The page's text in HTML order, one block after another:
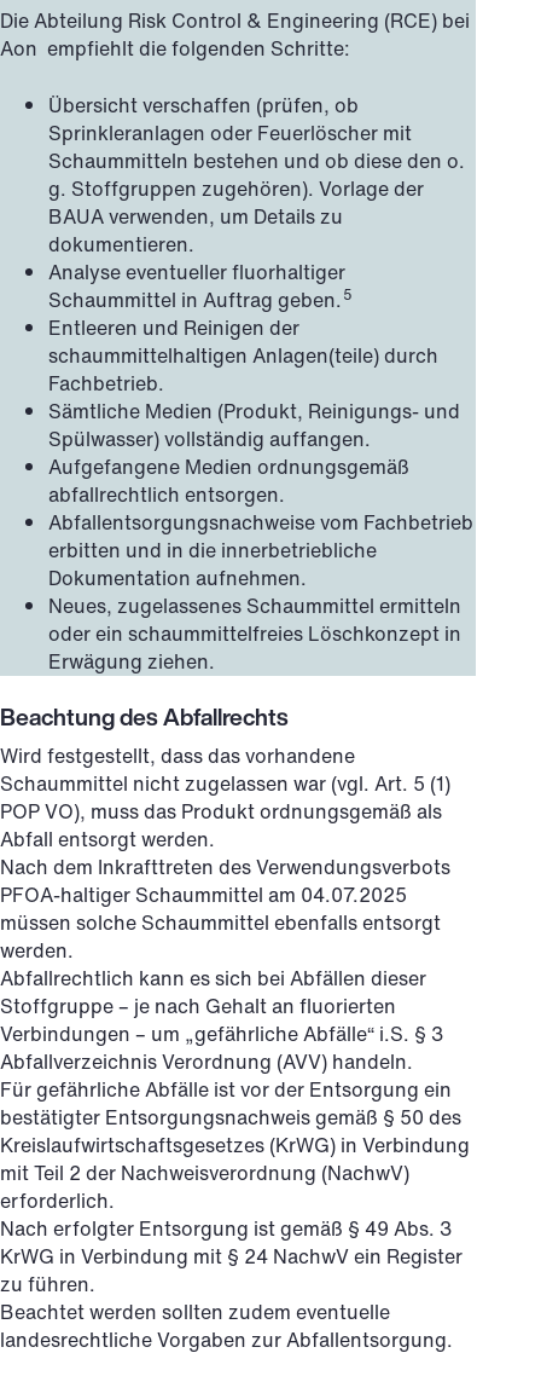
Die Abteilung Risk Control & Engineering (RCE) bei
Aon empfiehlt die folgenden Schritte:
Übersicht verschaffen (prüfen, ob
Sprinkleranlagen oder Feuerlöscher mit
Schaummitteln bestehen und ob diese den o.
g. Stoffgruppen zugehören). Vorlage der
BAUA verwenden, um Details zu
dokumentieren.
Analyse eventueller fluorhaltiger
Schaummittel in Auftrag geben.5
Entleeren und Reinigen der
schaummittelhaltigen Anlagen(teile) durch
Fachbetrieb.
Sämtliche Medien (Produkt, Reinigungs- und
Spülwasser) vollständig auffangen.
Aufgefangene Medien ordnungsgemäß
abfallrechtlich entsorgen.
Abfallentsorgungsnachweise vom Fachbetrieb
erbitten und in die innerbetriebliche
Dokumentation aufnehmen.
Neues, zugelassenes Schaummittel ermitteln
oder ein schaummittelfreies Löschkonzept in
Erwägung ziehen.
Beachtung des Abfallrechts
Wird festgestellt, dass das vorhandene
Schaummittel nicht zugelassen war (vgl. Art. 5 (1)
POP VO), muss das Produkt ordnungsgemäß als
Abfall entsorgt werden.
Nach dem Inkrafttreten des Verwendungsverbots
PFOA-haltiger Schaummittel am 04.07.2025
müssen solche Schaummittel ebenfalls entsorgt
werden.
Abfallrechtlich kann es sich bei Abfällen dieser
Stoffgruppe – je nach Gehalt an fluorierten
Verbindungen – um „gefährliche Abfälle“ i.S. § 3
Abfallverzeichnis Verordnung (AVV) handeln.
Für gefährliche Abfälle ist vor der Entsorgung ein
bestätigter Entsorgungsnachweis gemäß § 50 des
Kreislaufwirtschaftsgesetzes (KrWG) in Verbindung
mit Teil 2 der Nachweisverordnung (NachwV)
erforderlich.
Nach erfolgter Entsorgung ist gemäß § 49 Abs. 3
KrWG in Verbindung mit § 24 NachwV ein Register
zu führen.
Beachtet werden sollten zudem eventuelle
landesrechtliche Vorgaben zur Abfallentsorgung.